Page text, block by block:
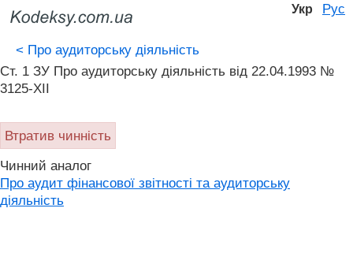
Укр Рус
< Про аудиторську діяльність
Ст. 1 ЗУ Про аудиторську діяльність від 22.04.1993 №
3125-XII
Втратив чинність
Чинний аналог
Про аудит фінансової звітності та аудиторську
діяльність